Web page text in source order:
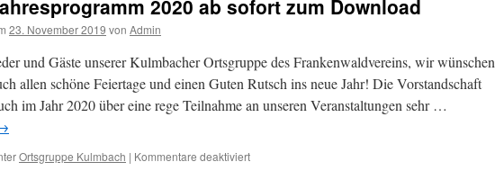
2020 ab sofort zum Download
23. November 2019 von Admin
und Gäste unserer Kulmbacher Ortsgruppe des Frankenwaldvereins, wir wünschen
allen schöne Feiertage und einen Guten Rutsch ins neue Jahr! Die Vorstandschaft
im Jahr 2020 über eine rege Teilnahme an unseren Veranstaltungen sehr …
Ortsgruppe Kulmbach | Kommentare deaktiviertfür